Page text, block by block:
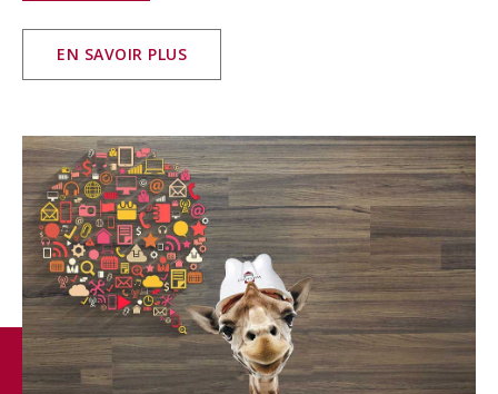
EN SAVOIR PLUS